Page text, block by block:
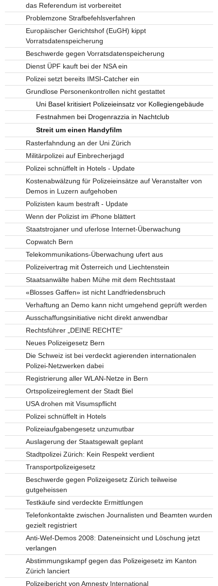
das Referendum ist vorbereitet
Problemzone Strafbefehlsverfahren
Europäischer Gerichtshof (EuGH) kippt
Vorratsdatenspeicherung
Beschwerde gegen Vorratsdatenspeicherung
Dienst ÜPF kauft bei der NSA ein
Polizei setzt bereits IMSI-Catcher ein
Grundlose Personenkontrollen nicht gestattet
Uni Basel kritisiert Polizeieinsatz vor Kollegiengebäude
Festnahmen bei Drogenrazzia in Nachtclub
Streit um einen Handyfilm
Rasterfahndung an der Uni Zürich
Militärpolizei auf Einbrecherjagd
Polizei schnüffelt in Hotels - Update
Kostenabwälzung für Polizeieinsätze auf Veranstalter von
Demos in Luzern aufgehoben
Polizisten kaum bestraft - Update
Wenn der Polizist im iPhone blättert
Staatstrojaner und uferlose Internet-Überwachung
Copwatch Bern
Telekommunikations-Überwachung ufert aus
Polizeivertrag mit Österreich und Liechtenstein
Staatsanwälte haben Mühe mit dem Rechtsstaat
«Blosses Gaffen» ist nicht Landfriedensbruch
Verhaftung an Demo kann nicht umgehend geprüft werden
Ausschaffungsinitiative nicht direkt anwendbar
Rechtsführer „DEINE RECHTE“
Neues Polizeigesetz Bern
Die Schweiz ist bei verdeckt agierenden internationalen
Polizei-Netzwerken dabei
Registrierung aller WLAN-Netze in Bern
Ortspolizeireglement der Stadt Biel
USA drohen mit Visumspflicht
Polizei schnüffelt in Hotels
Polizeiaufgabengesetz unzumutbar
Auslagerung der Staatsgewalt geplant
Stadtpolizei Zürich: Kein Respekt verdient
Transportpolizeigesetz
Beschwerde gegen Polizeigesetz Zürich teilweise
gutgeheissen
Testkäufe sind verdeckte Ermittlungen
Telefonkontakte zwischen Journalisten und Beamten wurden
gezielt registriert
Anti-Wef-Demos 2008: Dateneinsicht und Löschung jetzt
verlangen
Abstimmungskampf gegen das Polizeigesetz im Kanton
Zürich lanciert
Polizeibericht von Amnesty International